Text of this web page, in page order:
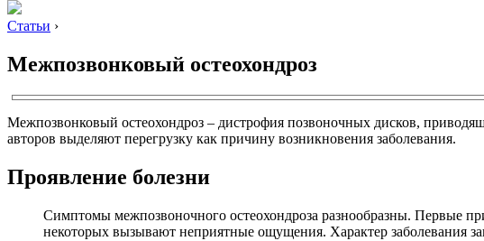
Статьи ›
Межпозвонковый остеохондроз
Межпозвонковый остеохондроз – дистрофия позвоночных дисков,
авторов выделяют перегрузку как причину возникновения заболевания.
Проявление болезни
Симптомы межпозвоночного остеохондроза разнообразны. Первые
некоторых вызывают неприятные ощущения. Характер заболевания